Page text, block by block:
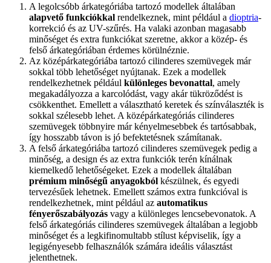
A legolcsóbb árkategóriába tartozó modellek általában
alapvető funkciókkal rendelkeznek, mint például a dioptria-
korrekció és az UV-szűrés. Ha valaki azonban magasabb
minőséget és extra funkciókat szeretne, akkor a közép- és
felső árkategóriában érdemes körülnéznie.
Az középárkategóriába tartozó cilinderes szemüvegek már
sokkal több lehetőséget nyújtanak. Ezek a modellek
rendelkezhetnek például különleges bevonattal, amely
megakadályozza a karcolódást, vagy akár tükröződést is
csökkenthet. Emellett a választható keretek és színválaszték is
sokkal szélesebb lehet. A középárkategóriás cilinderes
szemüvegek többnyire már kényelmesebbek és tartósabbak,
így hosszabb távon is jó befektetésnek számítanak.
A felső árkategóriába tartozó cilinderes szemüvegek pedig a
minőség, a design és az extra funkciók terén kínálnak
kiemelkedő lehetőségeket. Ezek a modellek általában
prémium minőségű anyagokból készülnek, és egyedi
tervezésűek lehetnek. Emellett számos extra funkcióval is
rendelkezhetnek, mint például az automatikus
fényerőszabályozás vagy a különleges lencsebevonatok. A
felső árkategóriás cilinderes szemüvegek általában a legjobb
minőséget és a legkifinomultabb stílust képviselik, így a
legigényesebb felhasználók számára ideális választást
jelenthetnek.